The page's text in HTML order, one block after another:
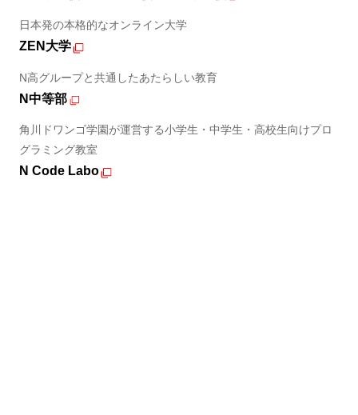
日本発の本格的なオンライン大学
ZEN大学
N高グループと共通したあたらしい教育
N中等部
角川ドワンゴ学園が運営する小学生・中学生・高校生向けプロ
グラミング教室
N Code Labo